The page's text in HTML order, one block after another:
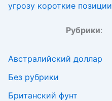
угрозу короткие позиции
Рубрики:
Австралийский доллар
Без рубрики
Британский фунт